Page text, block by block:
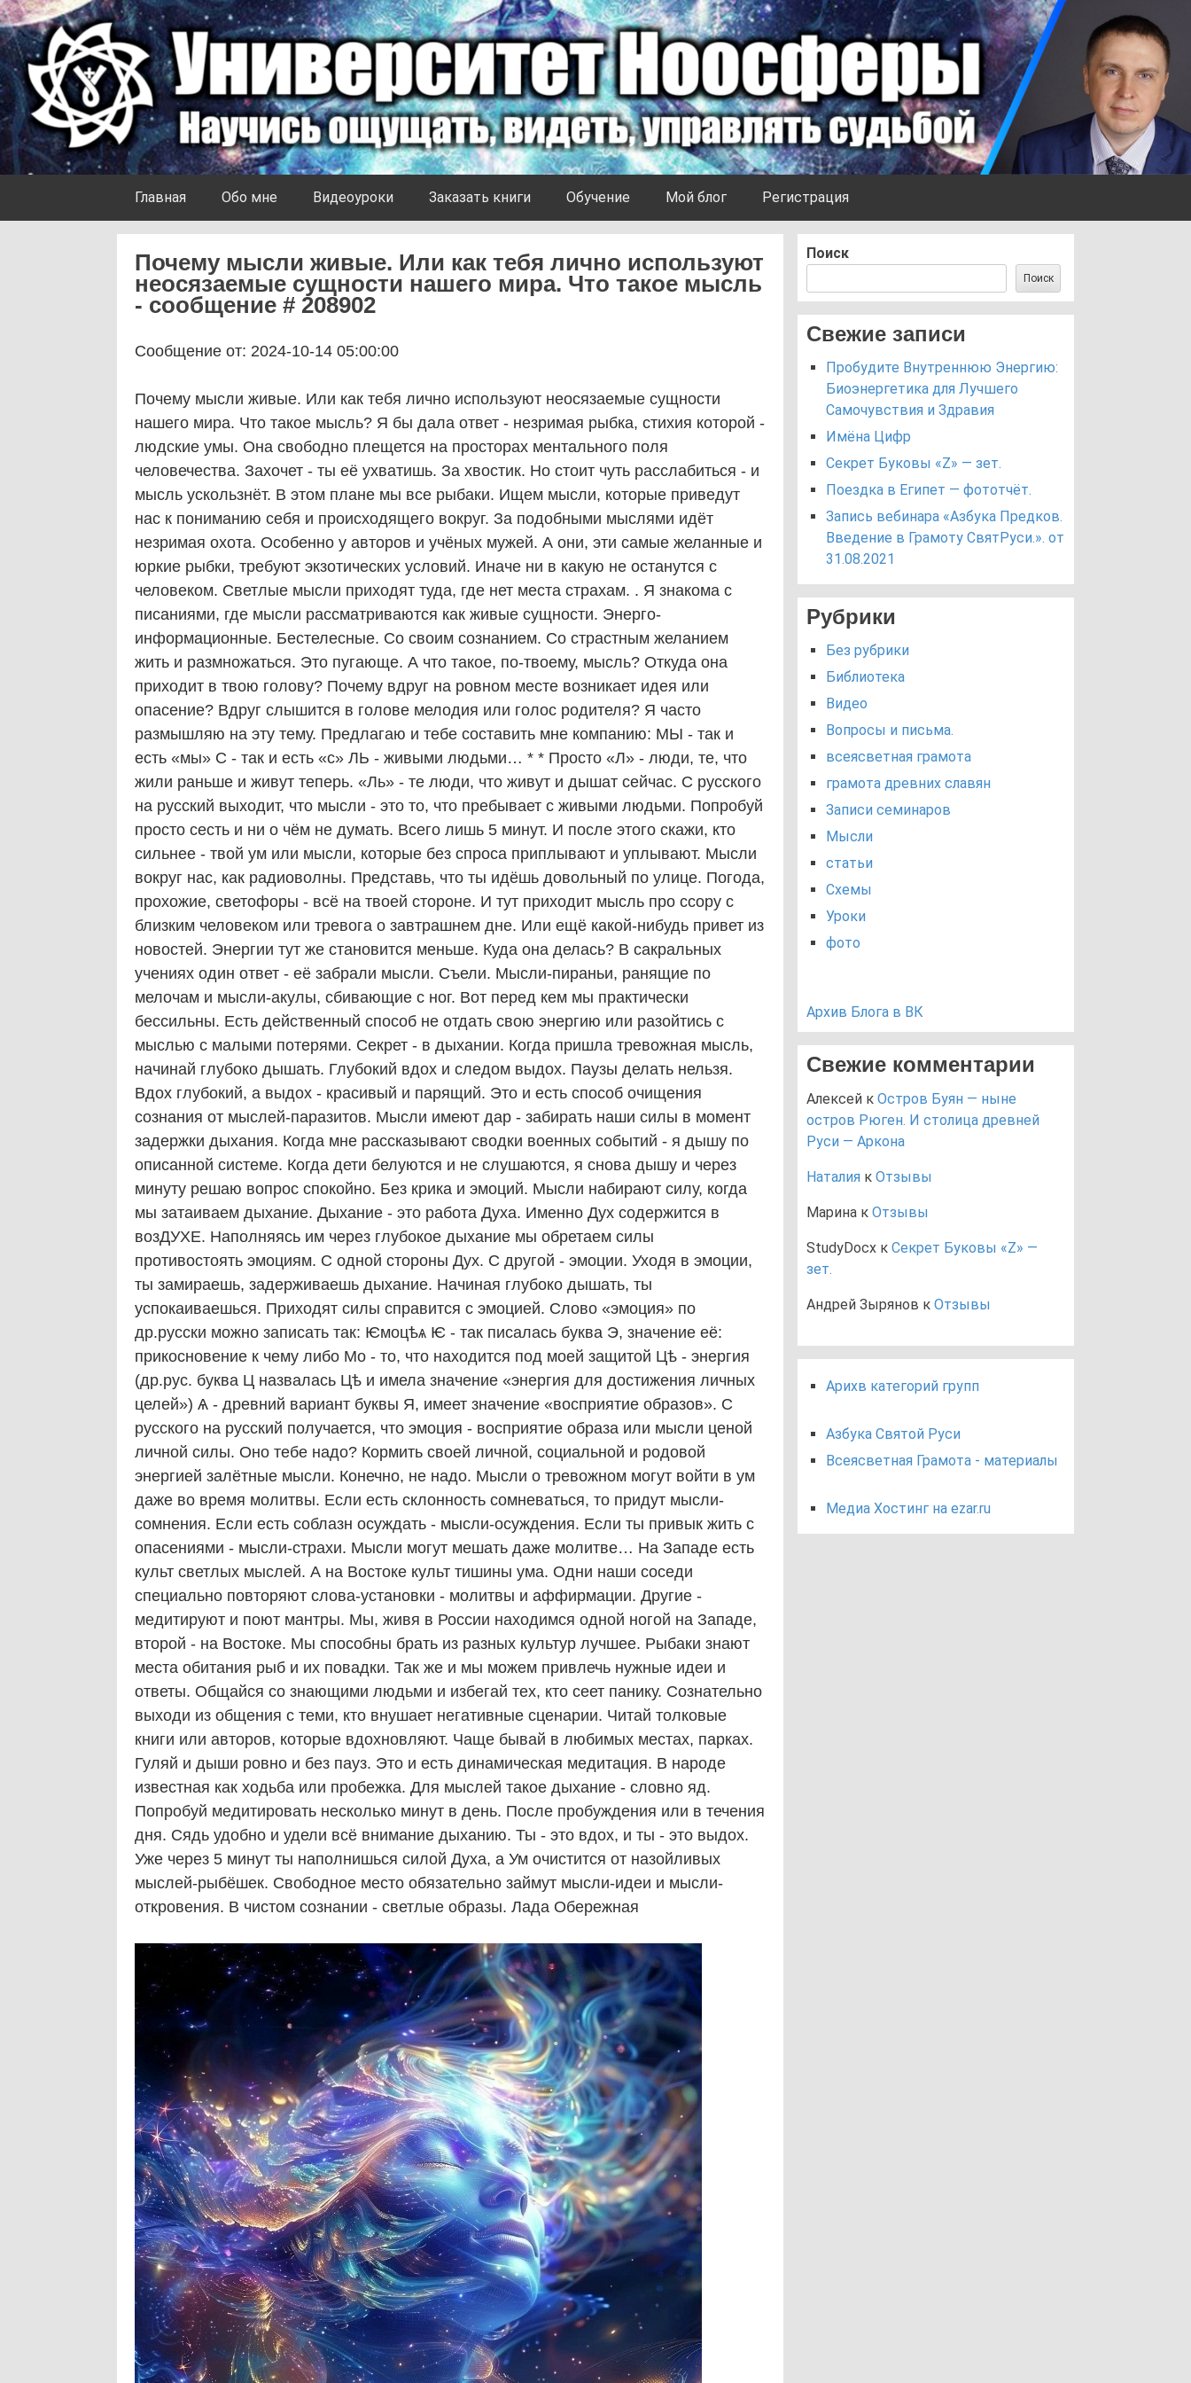
Университет Ноосферы
Главная Обо мне Видеоуроки Заказать книги Обучение Мой блог Регистрация
Почему мысли живые. Или как тебя лично используют
неосязаемые сущности нашего мира. Что такое мысль
- сообщение # 208902
Сообщение от: 2024-10-14 05:00:00
Почему мысли живые. Или как тебя лично используют неосязаемые сущности
нашего мира. Что такое мысль? Я бы дала ответ - незримая рыбка, стихия которой -
людские умы. Она свободно плещется на просторах ментального поля
человечества. Захочет - ты её ухватишь. За хвостик. Но стоит чуть расслабиться - и
мысль ускользнёт. В этом плане мы все рыбаки. Ищем мысли, которые приведут
нас к пониманию себя и происходящего вокруг. За подобными мыслями идёт
незримая охота. Особенно у авторов и учёных мужей. А они, эти самые желанные и
юркие рыбки, требуют экзотических условий. Иначе ни в какую не останутся с
человеком. Светлые мысли приходят туда, где нет места страхам. . Я знакома с
писаниями, где мысли рассматриваются как живые сущности. Энерго-
информационные. Бестелесные. Со своим сознанием. Со страстным желанием
жить и размножаться. Это пугающе. А что такое, по-твоему, мысль? Откуда она
приходит в твою голову? Почему вдруг на ровном месте возникает идея или
опасение? Вдруг слышится в голове мелодия или голос родителя? Я часто
размышляю на эту тему. Предлагаю и тебе составить мне компанию: МЫ - так и
есть «мы» С - так и есть «с» ЛЬ - живыми людьми… * * Просто «Л» - люди, те, что
жили раньше и живут теперь. «Ль» - те люди, что живут и дышат сейчас. С русского
на русский выходит, что мысли - это то, что пребывает с живыми людьми. Попробуй
просто сесть и ни о чём не думать. Всего лишь 5 минут. И после этого скажи, кто
сильнее - твой ум или мысли, которые без спроса приплывают и уплывают. Мысли
вокруг нас, как радиоволны. Представь, что ты идёшь довольный по улице. Погода,
прохожие, светофоры - всё на твоей стороне. И тут приходит мысль про ссору с
близким человеком или тревога о завтрашнем дне. Или ещё какой-нибудь привет из
новостей. Энергии тут же становится меньше. Куда она делась? В сакральных
учениях один ответ - её забрали мысли. Съели. Мысли-пираньи, ранящие по
мелочам и мысли-акулы, сбивающие с ног. Вот перед кем мы практически
бессильны. Есть действенный способ не отдать свою энергию или разойтись с
мыслью с малыми потерями. Секрет - в дыхании. Когда пришла тревожная мысль,
начинай глубоко дышать. Глубокий вдох и следом выдох. Паузы делать нельзя.
Вдох глубокий, а выдох - красивый и парящий. Это и есть способ очищения
сознания от мыслей-паразитов. Мысли имеют дар - забирать наши силы в момент
задержки дыхания. Когда мне рассказывают сводки военных событий - я дышу по
описанной системе. Когда дети белуются и не слушаются, я снова дышу и через
минуту решаю вопрос спокойно. Без крика и эмоций. Мысли набирают силу, когда
мы затаиваем дыхание. Дыхание - это работа Духа. Именно Дух содержится в
возДУХЕ. Наполняясь им через глубокое дыхание мы обретаем силы
противостоять эмоциям. С одной стороны Дух. С другой - эмоции. Уходя в эмоции,
ты замираешь, задерживаешь дыхание. Начиная глубоко дышать, ты
успокаиваешься. Приходят силы справится с эмоцией. Слово «эмоция» по
др.русски можно записать так: Ѥмоцѣѧ Ѥ - так писалась буква Э, значение её:
прикосновение к чему либо Мо - то, что находится под моей защитой Цѣ - энергия
(др.рус. буква Ц назвалась Цѣ и имела значение «энергия для достижения личных
целей») Ѧ - древний вариант буквы Я, имеет значение «восприятие образов». С
русского на русский получается, что эмоция - восприятие образа или мысли ценой
личной силы. Оно тебе надо? Кормить своей личной, социальной и родовой
энергией залётные мысли. Конечно, не надо. Мысли о тревожном могут войти в ум
даже во время молитвы. Если есть склонность сомневаться, то придут мысли-
сомнения. Если есть соблазн осуждать - мысли-осуждения. Если ты привык жить с
опасениями - мысли-страхи. Мысли могут мешать даже молитве… На Западе есть
культ светлых мыслей. А на Востоке культ тишины ума. Одни наши соседи
специально повторяют слова-установки - молитвы и аффирмации. Другие -
медитируют и поют мантры. Мы, живя в России находимся одной ногой на Западе,
второй - на Востоке. Мы способны брать из разных культур лучшее. Рыбаки знают
места обитания рыб и их повадки. Так же и мы можем привлечь нужные идеи и
ответы. Общайся со знающими людьми и избегай тех, кто сеет панику. Сознательно
выходи из общения с теми, кто внушает негативные сценарии. Читай толковые
книги или авторов, которые вдохновляют. Чаще бывай в любимых местах, парках.
Гуляй и дыши ровно и без пауз. Это и есть динамическая медитация. В народе
известная как ходьба или пробежка. Для мыслей такое дыхание - словно яд.
Попробуй медитировать несколько минут в день. После пробуждения или в течения
дня. Сядь удобно и удели всё внимание дыханию. Ты - это вдох, и ты - это выдох.
Уже через 5 минут ты наполнишься силой Духа, а Ум очистится от назойливых
мыслей-рыбёшек. Свободное место обязательно займут мысли-идеи и мысли-
откровения. В чистом сознании - светлые образы. Лада Обережная
Поиск
Поиск
Свежие записи
Пробудите Внутреннюю Энергию:
Биоэнергетика для Лучшего
Самочувствия и Здравия
Имёна Цифр
Секрет Буковы «Z» — зет.
Поездка в Египет — фототчёт.
Запись вебинара «Азбука Предков.
Введение в Грамоту СвятРуси.». от
31.08.2021
Рубрики
Без рубрики
Библиотека
Видео
Вопросы и письма.
всеясветная грамота
грамота древних славян
Записи семинаров
Мысли
статьи
Схемы
Уроки
фото
Архив Блога в ВК
Свежие комментарии
Алексей к Остров Буян — ныне
остров Рюген. И столица древней
Руси — Аркона
Наталия к Отзывы
Марина к Отзывы
StudyDocx к Секрет Буковы «Z» —
зет.
Андрей Зырянов к Отзывы
Арихв категорий групп
Азбука Святой Руси
Всеясветная Грамота - материалы
Медиа Хостинг на ezar.ru